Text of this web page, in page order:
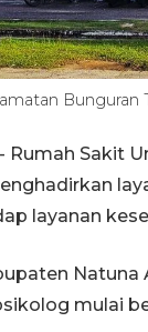
Bunguran
Rumah Sakit
layanan
Natuna
mulai